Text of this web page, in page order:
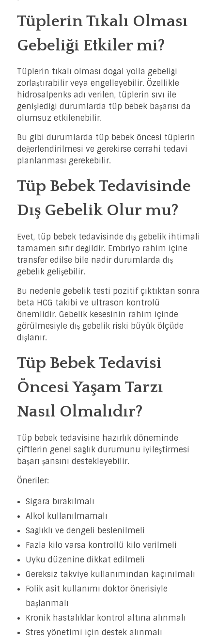
Tüplerin Tıkalı Olması
Gebeliği Etkiler mi?
Tüplerin tıkalı olması doğal yolla gebeliği
zorlaştırabilir veya engelleyebilir. Özellikle
hidrosalpenks adı verilen, tüplerin sıvı ile
genişlediği durumlarda tüp bebek başarısı da
olumsuz etkilenebilir.
Bu gibi durumlarda tüp bebek öncesi tüplerin
değerlendirilmesi ve gerekirse cerrahi tedavi
planlanması gerekebilir.
Tüp Bebek Tedavisinde
Dış Gebelik Olur mu?
Evet, tüp bebek tedavisinde dış gebelik ihtimali
tamamen sıfır değildir. Embriyo rahim içine
transfer edilse bile nadir durumlarda dış
gebelik gelişebilir.
Bu nedenle gebelik testi pozitif çıktıktan sonra
beta HCG takibi ve ultrason kontrolü
önemlidir. Gebelik kesesinin rahim içinde
görülmesiyle dış gebelik riski büyük ölçüde
dışlanır.
Tüp Bebek Tedavisi
Öncesi Yaşam Tarzı
Nasıl Olmalıdır?
Tüp bebek tedavisine hazırlık döneminde
çiftlerin genel sağlık durumunu iyileştirmesi
başarı şansını destekleyebilir.
Öneriler:
Sigara bırakılmalı
Alkol kullanılmamalı
Sağlıklı ve dengeli beslenilmeli
Fazla kilo varsa kontrollü kilo verilmeli
Uyku düzenine dikkat edilmeli
Gereksiz takviye kullanımından kaçınılmalı
Folik asit kullanımı doktor önerisiyle
başlanmalı
Kronik hastalıklar kontrol altına alınmalı
Stres yönetimi için destek alınmalı